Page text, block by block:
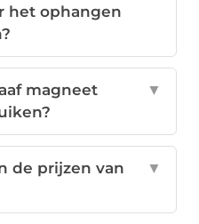
het ophangen
magneet
▼
de prijzen van
▼